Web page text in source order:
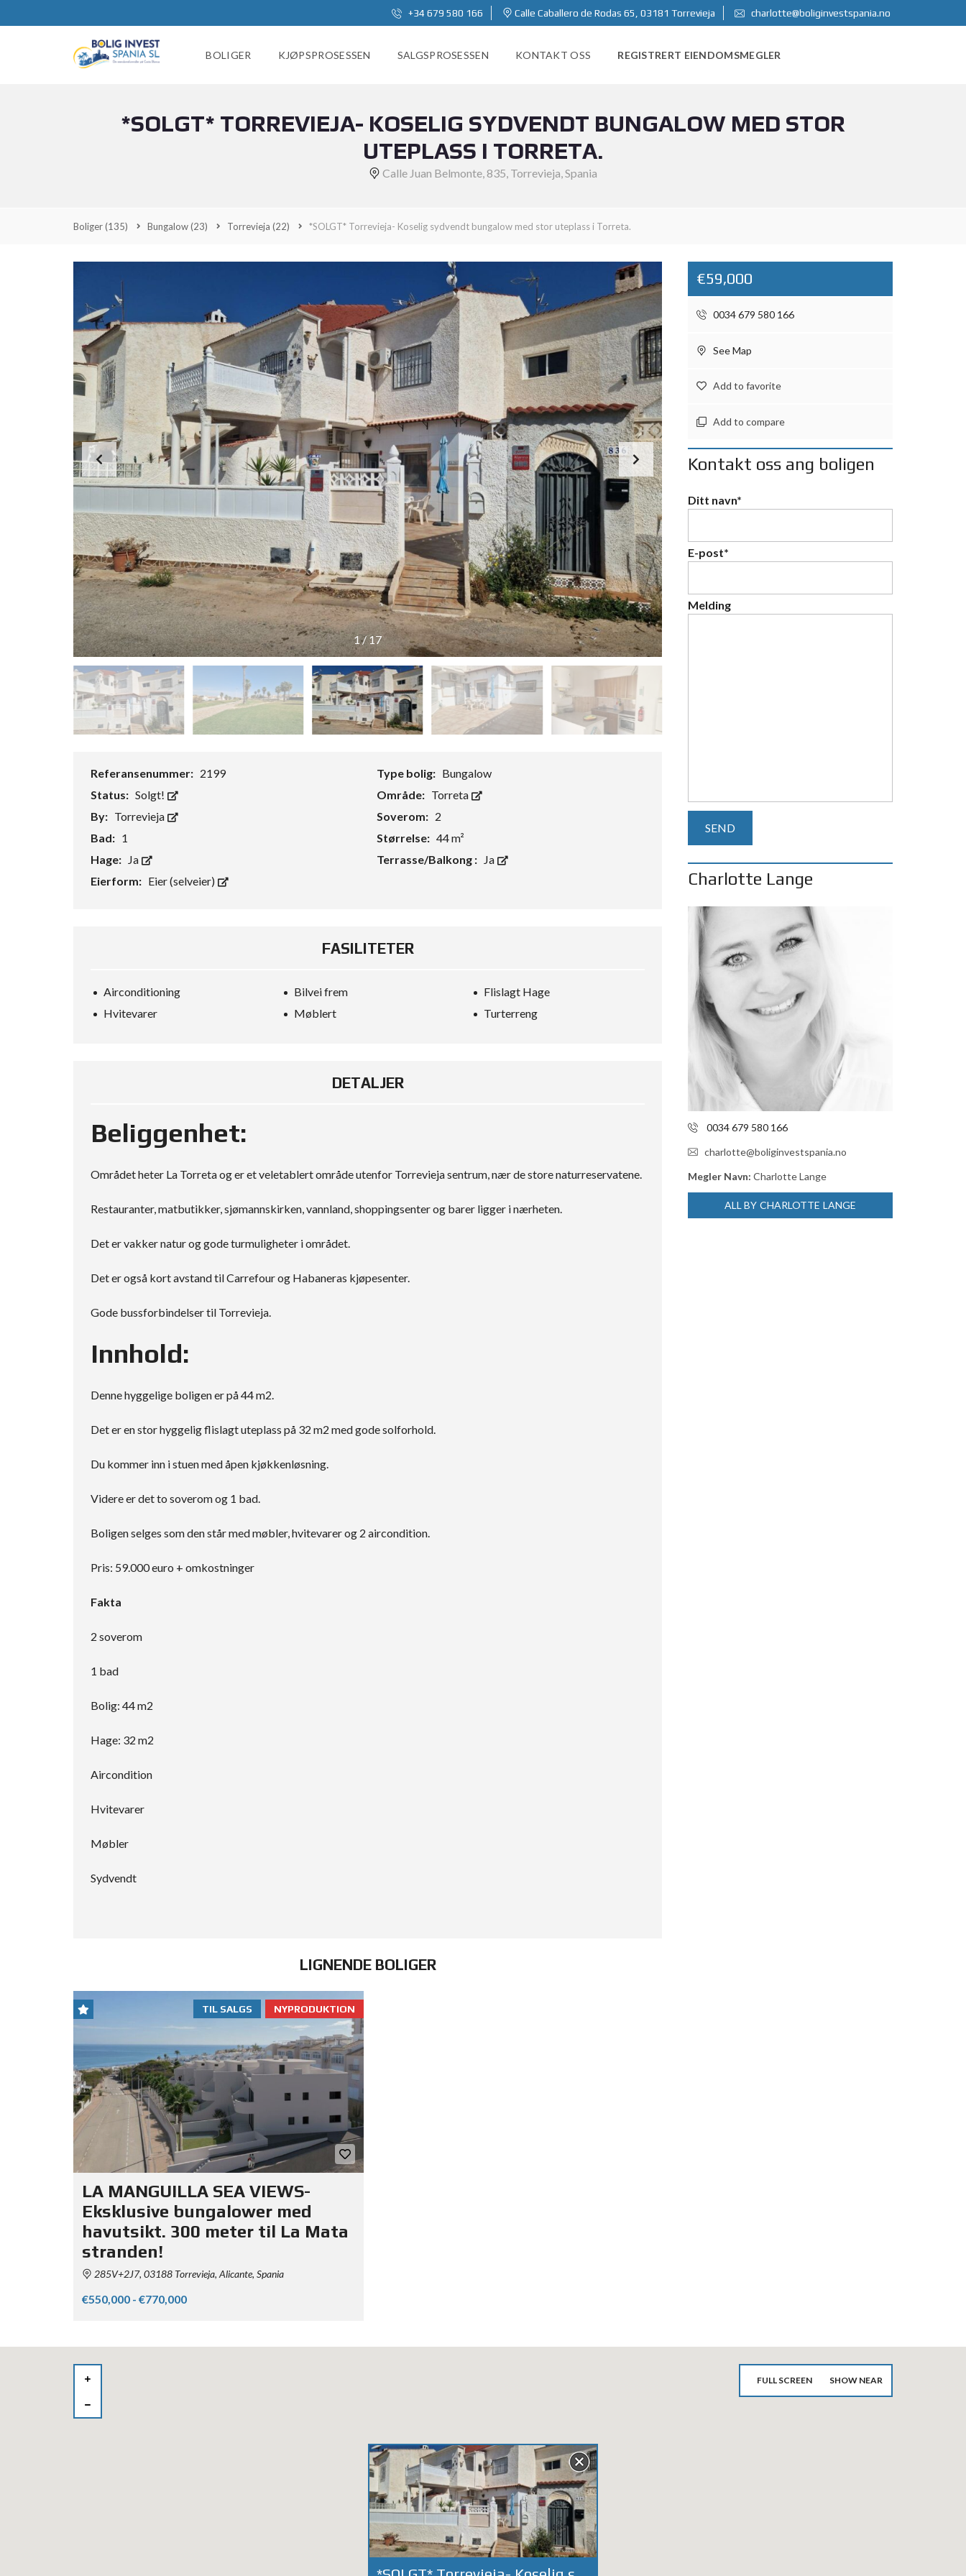
+34 679 580 166 Calle Caballero de Rodas 65, 03181 Torrevieja charlotte@boliginvestspania.no
BOLIGER KJØPSPROSESSEN SALGSPROSESSEN KONTAKT OSS REGISTRERT EIENDOMSMEGLER
*SOLGT* TORREVIEJA- KOSELIG SYDVENDT BUNGALOW MED STOR
UTEPLASS I TORRETA.
Calle Juan Belmonte, 835, Torrevieja, Spania
Boliger(135) Bungalow(23) Torrevieja (22) *SOLGT* Torrevieja- Koselig sydvendt bungalow med stor uteplass i Torreta.
1/17
Referansenummer: 2199 Type bolig: Bungalow
Status: Solgt! Område: Torreta
By: Torrevieja Soverom: 2
Bad: 1 Størrelse: 44 m²
Hage: Ja Terrasse/Balkong : Ja
Eierform: Eier (selveier)
FASILITETER
Airconditioning Bilvei frem
Flislagt Hage
Hvitevarer
Møblert Turterreng
DETALJER
Beliggenhet:
Området heter La Torreta og er et veletablert område utenfor Torrevieja sentrum, nær de store naturreservatene.
Restauranter, matbutikker, sjømannskirken, vannland, shoppingsenter og barer ligger i nærheten.
Det er vakker natur og gode turmuligheter i området.
Det er også kort avstand til Carrefour og Habaneras kjøpesenter.
Gode bussforbindelser til Torrevieja.
Innhold:
Denne hyggelige boligen er på 44 m2.
Det er en stor hyggelig flislagt uteplass på 32 m2 med gode solforhold.
Du kommer inn i stuen med åpen kjøkkenløsning.
Videre er det to soverom og 1 bad.
Boligen selges som den står med møbler, hvitevarer og 2 aircondition.
Pris: 59.000 euro + omkostninger
Fakta
2 soverom
1 bad
Bolig: 44 m2
Hage: 32 m2
Aircondition
Hvitevarer
Møbler
Sydvendt
LIGNENDE BOLIGER
NYPRODUKTION
TIL SALGS
LA MANGUILLA SEA VIEWS-
Eksklusive bungalower med
havutsikt. 300 meter til La Mata
stranden!
285V+2J7, 03188 Torrevieja, Alicante, Spania
€550,000 - €770,000
€59,000
0034 679 580 166
See Map
Add to favorite
Add to compare
Kontakt oss ang boligen
Ditt navn*
E-post*
Melding
Charlotte Lange
0034 679 580 166
charlotte@boliginvestspania.no
Megler Navn: Charlotte Lange
ALL BY CHARLOTTE LANGE
FULL SCREEN SHOW NEAR